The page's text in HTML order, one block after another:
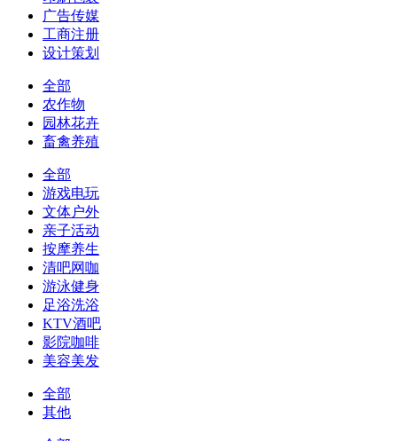
广告传媒
工商注册
设计策划
全部
农作物
园林花卉
畜禽养殖
全部
游戏电玩
文体户外
亲子活动
按摩养生
清吧网咖
游泳健身
足浴洗浴
KTV酒吧
影院咖啡
美容美发
全部
其他